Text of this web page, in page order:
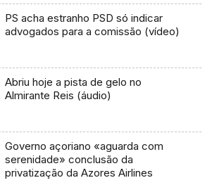
PS acha estranho PSD só indicar
advogados para a comissão (vídeo)
Abriu hoje a pista de gelo no
Almirante Reis (áudio)
Governo açoriano «aguarda com
serenidade» conclusão da
privatização da Azores Airlines